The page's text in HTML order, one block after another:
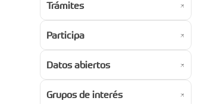
Trámites
Participa
Datos abiertos
Grupos de interés